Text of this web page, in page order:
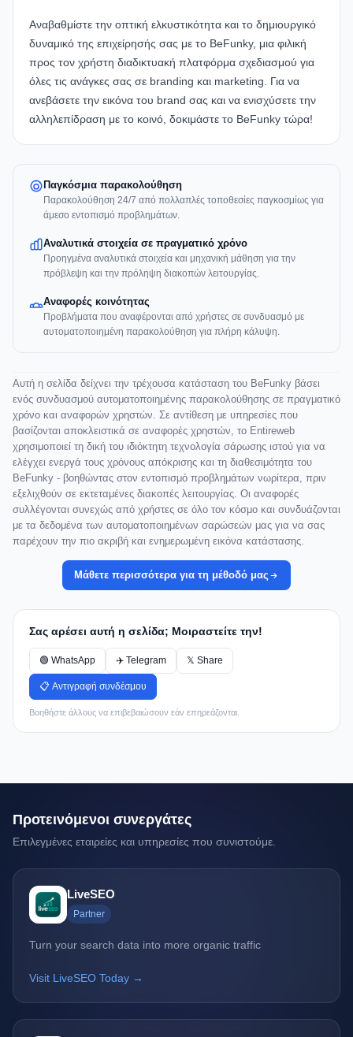
Αναβαθμίστε την οπτική ελκυστικότητα και το δημιουργικό
δυναμικό της επιχείρησής σας με το BeFunky, μια φιλική
προς τον χρήστη διαδικτυακή πλατφόρμα σχεδιασμού για
όλες τις ανάγκες σας σε branding και marketing. Για να
ανεβάσετε την εικόνα του brand σας και να ενισχύσετε την
αλληλεπίδραση με το κοινό, δοκιμάστε το BeFunky τώρα!
Παγκόσμια παρακολούθηση
Παρακολούθηση 24/7 από πολλαπλές τοποθεσίες παγκοσμίως για
άμεσο εντοπισμό προβλημάτων.
Αναλυτικά στοιχεία σε πραγματικό χρόνο
Προηγμένα αναλυτικά στοιχεία και μηχανική μάθηση για την
πρόβλεψη και την πρόληψη διακοπών λειτουργίας.
Αναφορές κοινότητας
Προβλήματα που αναφέρονται από χρήστες σε συνδυασμό με
αυτοματοποιημένη παρακολούθηση για πλήρη κάλυψη.
Αυτή η σελίδα δείχνει την τρέχουσα κατάσταση του BeFunky βάσει
ενός συνδυασμού αυτοματοποιημένης παρακολούθησης σε πραγματικό
χρόνο και αναφορών χρηστών. Σε αντίθεση με υπηρεσίες που
βασίζονται αποκλειστικά σε αναφορές χρηστών, το Entireweb
χρησιμοποιεί τη δική του ιδιόκτητη τεχνολογία σάρωσης ιστού για να
ελέγχει ενεργά τους χρόνους απόκρισης και τη διαθεσιμότητα του
BeFunky - βοηθώντας στον εντοπισμό προβλημάτων νωρίτερα, πριν
εξελιχθούν σε εκτεταμένες διακοπές λειτουργίας. Οι αναφορές
συλλέγονται συνεχώς από χρήστες σε όλο τον κόσμο και συνδυάζονται
με τα δεδομένα των αυτοματοποιημένων σαρώσεών μας για να σας
παρέχουν την πιο ακριβή και ενημερωμένη εικόνα κατάστασης.
Μάθετε περισσότερα για τη μέθοδό μας
Σας αρέσει αυτή η σελίδα; Μοιραστείτε την!
🟢 WhatsApp ✈️ Telegram 𝕏 Share
📋 Αντιγραφή συνδέσμου
Βοηθήστε άλλους να επιβεβαιώσουν εάν επηρεάζονται.
Προτεινόμενοι συνεργάτες
Επιλεγμένες εταιρείες και υπηρεσίες που συνιστούμε.
LiveSEO
Partner
Turn your search data into more organic traffic
Visit LiveSEO Today →